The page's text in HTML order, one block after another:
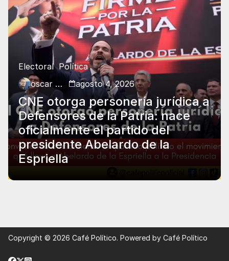
Electoral Política
oscar charry
agosto 4, 2026
CNE otorga personería jurídica a
Defensores de la Patria: nace
oficialmente el partido del
presidente Abelardo de la
Espriella
Copyright © 2026 Café Político. Powered by Café Político